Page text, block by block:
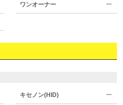
ワンオーナー ー
キセノン(HID) ー